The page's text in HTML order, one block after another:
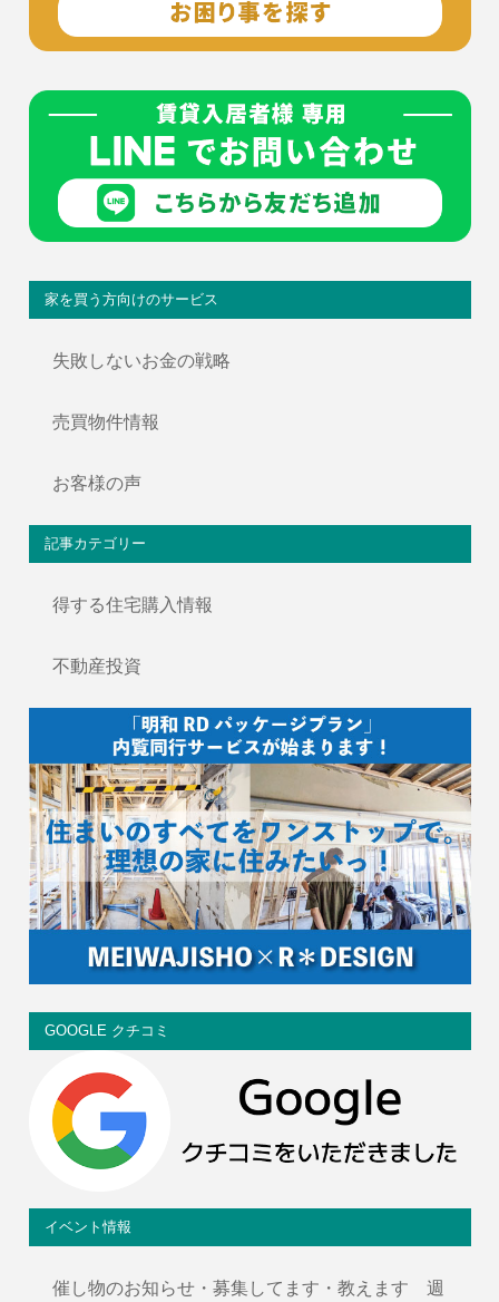
家を買う方向けのサービス
失敗しないお金の戦略
売買物件情報
お客様の声
記事カテゴリー
得する住宅購入情報
不動産投資
GOOGLE クチコミ
イベント情報
催し物のお知らせ・募集してます・教えます 週